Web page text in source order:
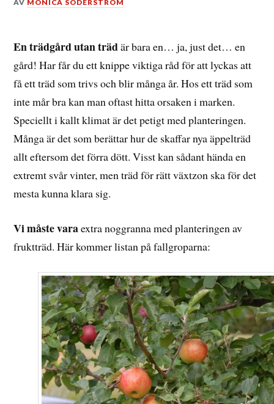
2013
AV MONICA SÖDERSTRÖM
En trädgård utan trädär bara en… ja, just det… en
gård! Har får du ett knippe viktiga råd för att lyckas att
få ett träd som trivs och blir många år. Hos ett träd som
inte mår bra kan man oftast hitta orsaken i marken.
Speciellt i kallt klimat är det petigt med planteringen.
Många är det som berättar hur de skaffar nya äppelträd
allt eftersom det förra dött. Visst kan sådant hända en
extremt svår vinter, men träd för rätt växtzon ska för det
mesta kunna klara sig.
Vi måste varaextra noggranna med planteringen av
fruktträd. Här kommer listan på fallgroparna: